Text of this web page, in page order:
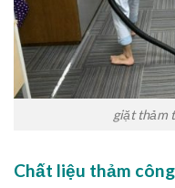
giặt thảm
Chất liệu thảm